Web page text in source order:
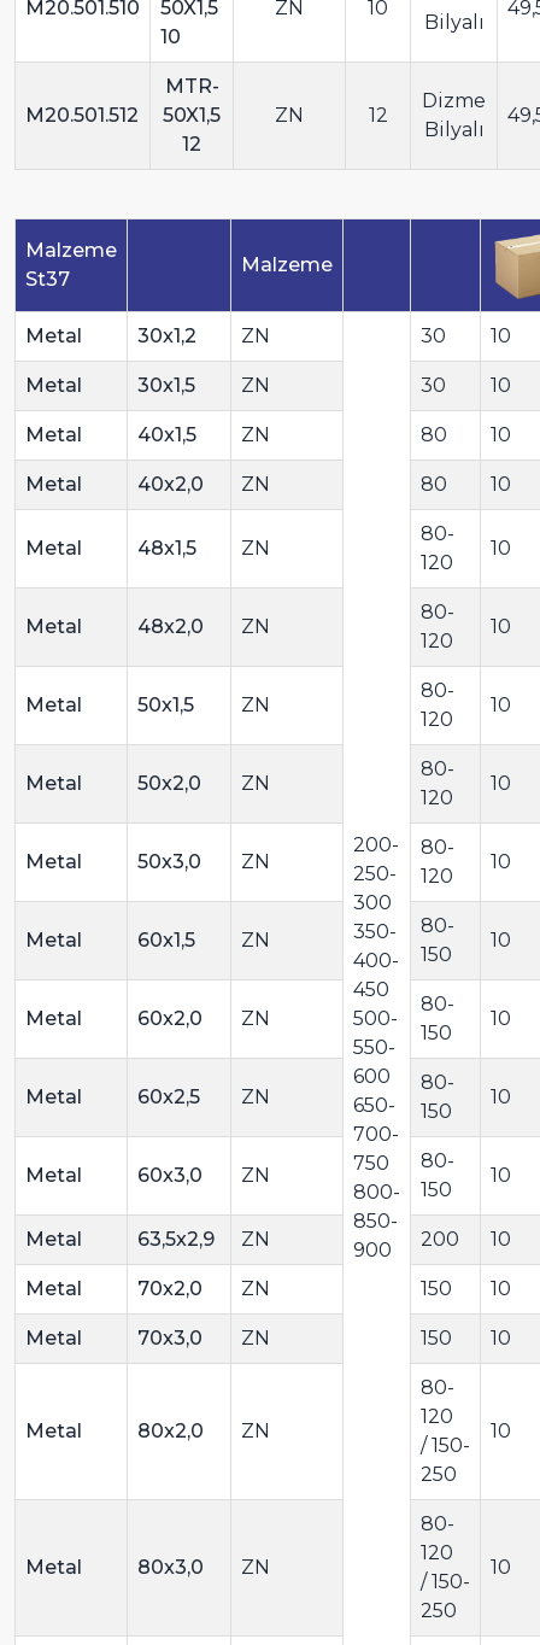
M20.501.510
50X1,5
10
ZN 10
Bilyalı
M20.501.512
MTR-
50X1,5
12
ZN 12
Dizme
Bilyalı
Malzeme
St37
Malzeme
Metal 30x1,2 ZN
200-
250-
300
350-
400-
450
500-
550-
600
650-
700-
750
800-
850-
900
30 10
Metal 30x1,5 ZN 30 10
Metal 40x1,5 ZN 80 10
Metal 40x2,0 ZN 80 10
Metal 48x1,5 ZN
80-
120
10
Metal 48x2,0 ZN
80-
120
10
Metal 50x1,5 ZN
80-
120
10
Metal 50x2,0 ZN
80-
120
10
Metal 50x3,0 ZN
80-
120
10
Metal 60x1,5 ZN
80-
150
10
Metal 60x2,0 ZN
80-
150
10
Metal 60x2,5 ZN
80-
150
10
Metal 60x3,0 ZN
80-
150
10
Metal 63,5x2,9 ZN 200 10
Metal 70x2,0 ZN 150 10
Metal 70x3,0 ZN 150 10
Metal 80x2,0 ZN
80-
120
/ 150-
250
10
Metal 80x3,0 ZN
80-
120
/ 150-
250
10